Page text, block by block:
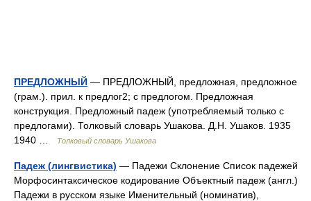
ПРЕДЛОЖНЫЙ — ПРЕДЛОЖНЫЙ, предложная, предложное
(грам.). прил. к предлог2; с предлогом. Предложная
конструкция. Предложный падеж (употребляемый только с
предлогами). Толковый словарь Ушакова. Д.Н. Ушаков. 1935
1940 …
Толковый словарь Ушакова
Падеж (лингвистика) — Падежи Склонение Список падежей
Морфосинтаксическое кодирование Объектный падеж (англ.)
Падежи в русском языке Именительный (номинатив),